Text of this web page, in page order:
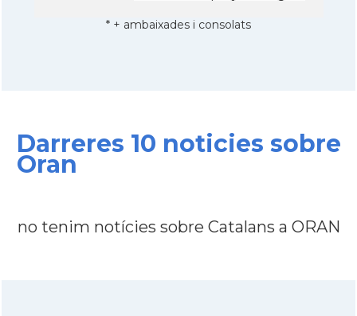
* + ambaixades i consolats
Darreres 10 noticies sobre
Oran
no tenim notícies sobre Catalans a ORAN